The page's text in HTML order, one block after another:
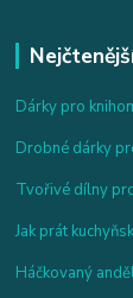
Dárky pro
Drobné dárky
Tvořivé dílny
Jak prát
Háčkovaný